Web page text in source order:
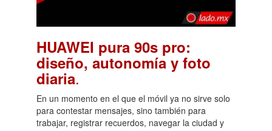
HUAWEI pura 90s pro:
diseño, autonomía y foto
diaria.
En un momento en el que el móvil ya no sirve solo
para contestar mensajes, sino también para
trabajar, registrar recuerdos, navegar la ciudad y